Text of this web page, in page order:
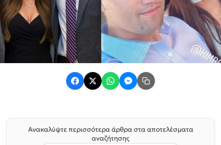
Ανακαλύψτε περισσότερα άρθρα στα αποτελέσματα
αναζήτησης